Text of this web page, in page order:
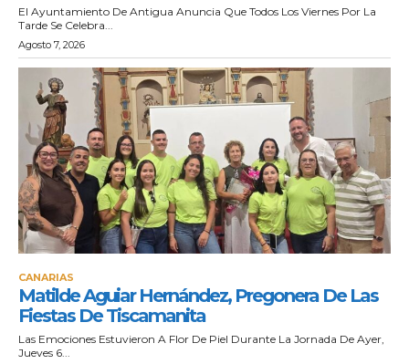
El Ayuntamiento De Antigua Anuncia Que Todos Los Viernes Por La
Tarde Se Celebra...
Agosto 7, 2026
CANARIAS
Matilde Aguiar Hernández, Pregonera De Las
Fiestas De Tiscamanita
Las Emociones Estuvieron A Flor De Piel Durante La Jornada De Ayer,
Jueves 6...